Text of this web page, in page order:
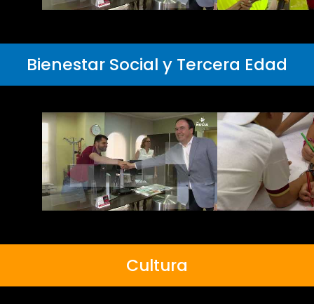
Bienestar Social y Tercera Edad
Cultura